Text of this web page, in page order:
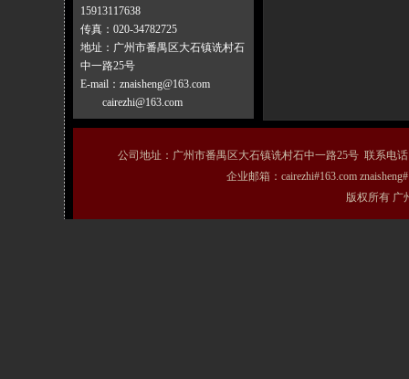
15913117638
传真：020-34782725
地址：广州市番禺区大石镇诜村石
中一路25号
E-mail：znaisheng@163.com
cairezhi@163.com
公司地址：广州市番禺区大石镇诜村石中一路25号 联系电话
企业邮箱：cairezhi#163.com
版权所有 广